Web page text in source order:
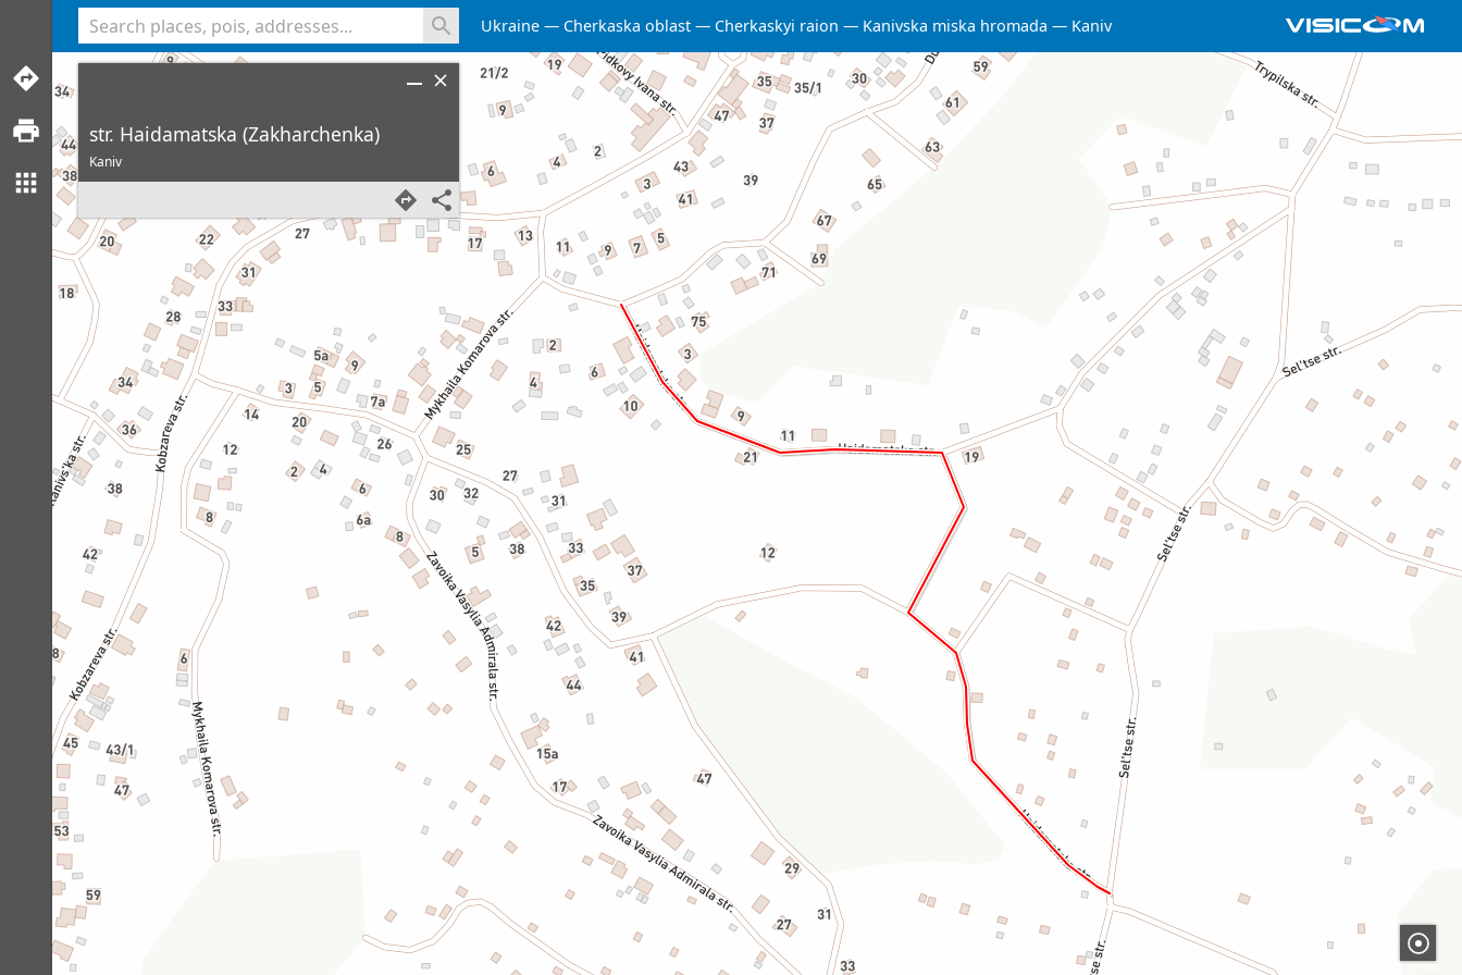
Ukraine Cherkaska oblast Cherkaskyi raion Kanivska miska hromada Kaniv
str. Haidamatska (Zakharchenka)
Kaniv
<% console.log(hcard) %>